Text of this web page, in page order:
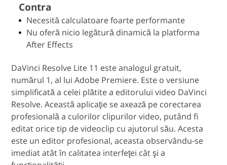
Contra
Necesită calculatoare foarte performante
Nu oferă nicio legătură dinamică la platforma
After Effects
DaVinci Resolve Lite 11 este analogul gratuit,
numărul 1, al lui Adobe Premiere. Este o versiune
simplificată a celei plătite a editorului video DaVinci
Resolve. Această aplicaţie se axează pe corectarea
profesională a culorilor clipurilor video, putând fi
editat orice tip de videoclip cu ajutorul său. Acesta
este un editor profesional, aceasta observându-se
imediat atât în calitatea interfeţei cât şi a